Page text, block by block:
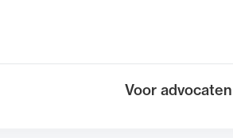
Toon submenu
Voor advocaten